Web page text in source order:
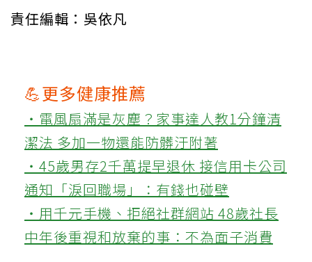
責任編輯：吳依凡
💪更多健康推薦
‧電風扇滿是灰塵？家事達人教1分鐘清
潔法 多加一物還能防髒汙附著
‧45歲男存2千萬提早退休 接信用卡公司
通知「淚回職場」：有錢也碰壁
‧用千元手機、拒絕社群網站 48歲社長
中年後重視和放棄的事：不為面子消費